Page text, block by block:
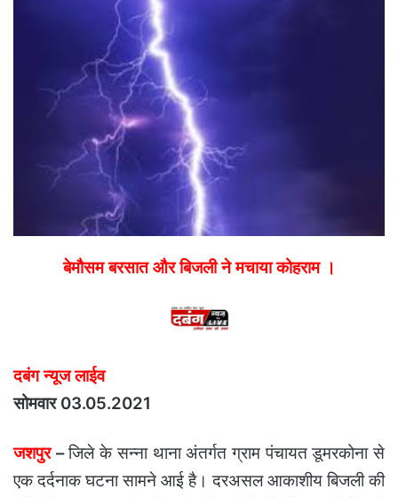
बेमौसम बरसात और बिजली ने मचाया कोहराम ।
दबंग न्यूज लाईव
सोमवार 03.05.2021
जशपुर–जिले के सन्ना थाना अंतर्गत ग्राम पंचायत डूमरकोना से
एक दर्दनाक घटना सामने आई है। दरअसल आकाशीय बिजली की